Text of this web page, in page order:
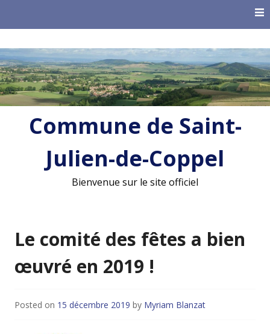
Commune de Saint-
Julien-de-Coppel
Bienvenue sur le site officiel
Le comité des fêtes a bien
œuvré en 2019 !
Posted on 15 décembre 2019 by Myriam Blanzat